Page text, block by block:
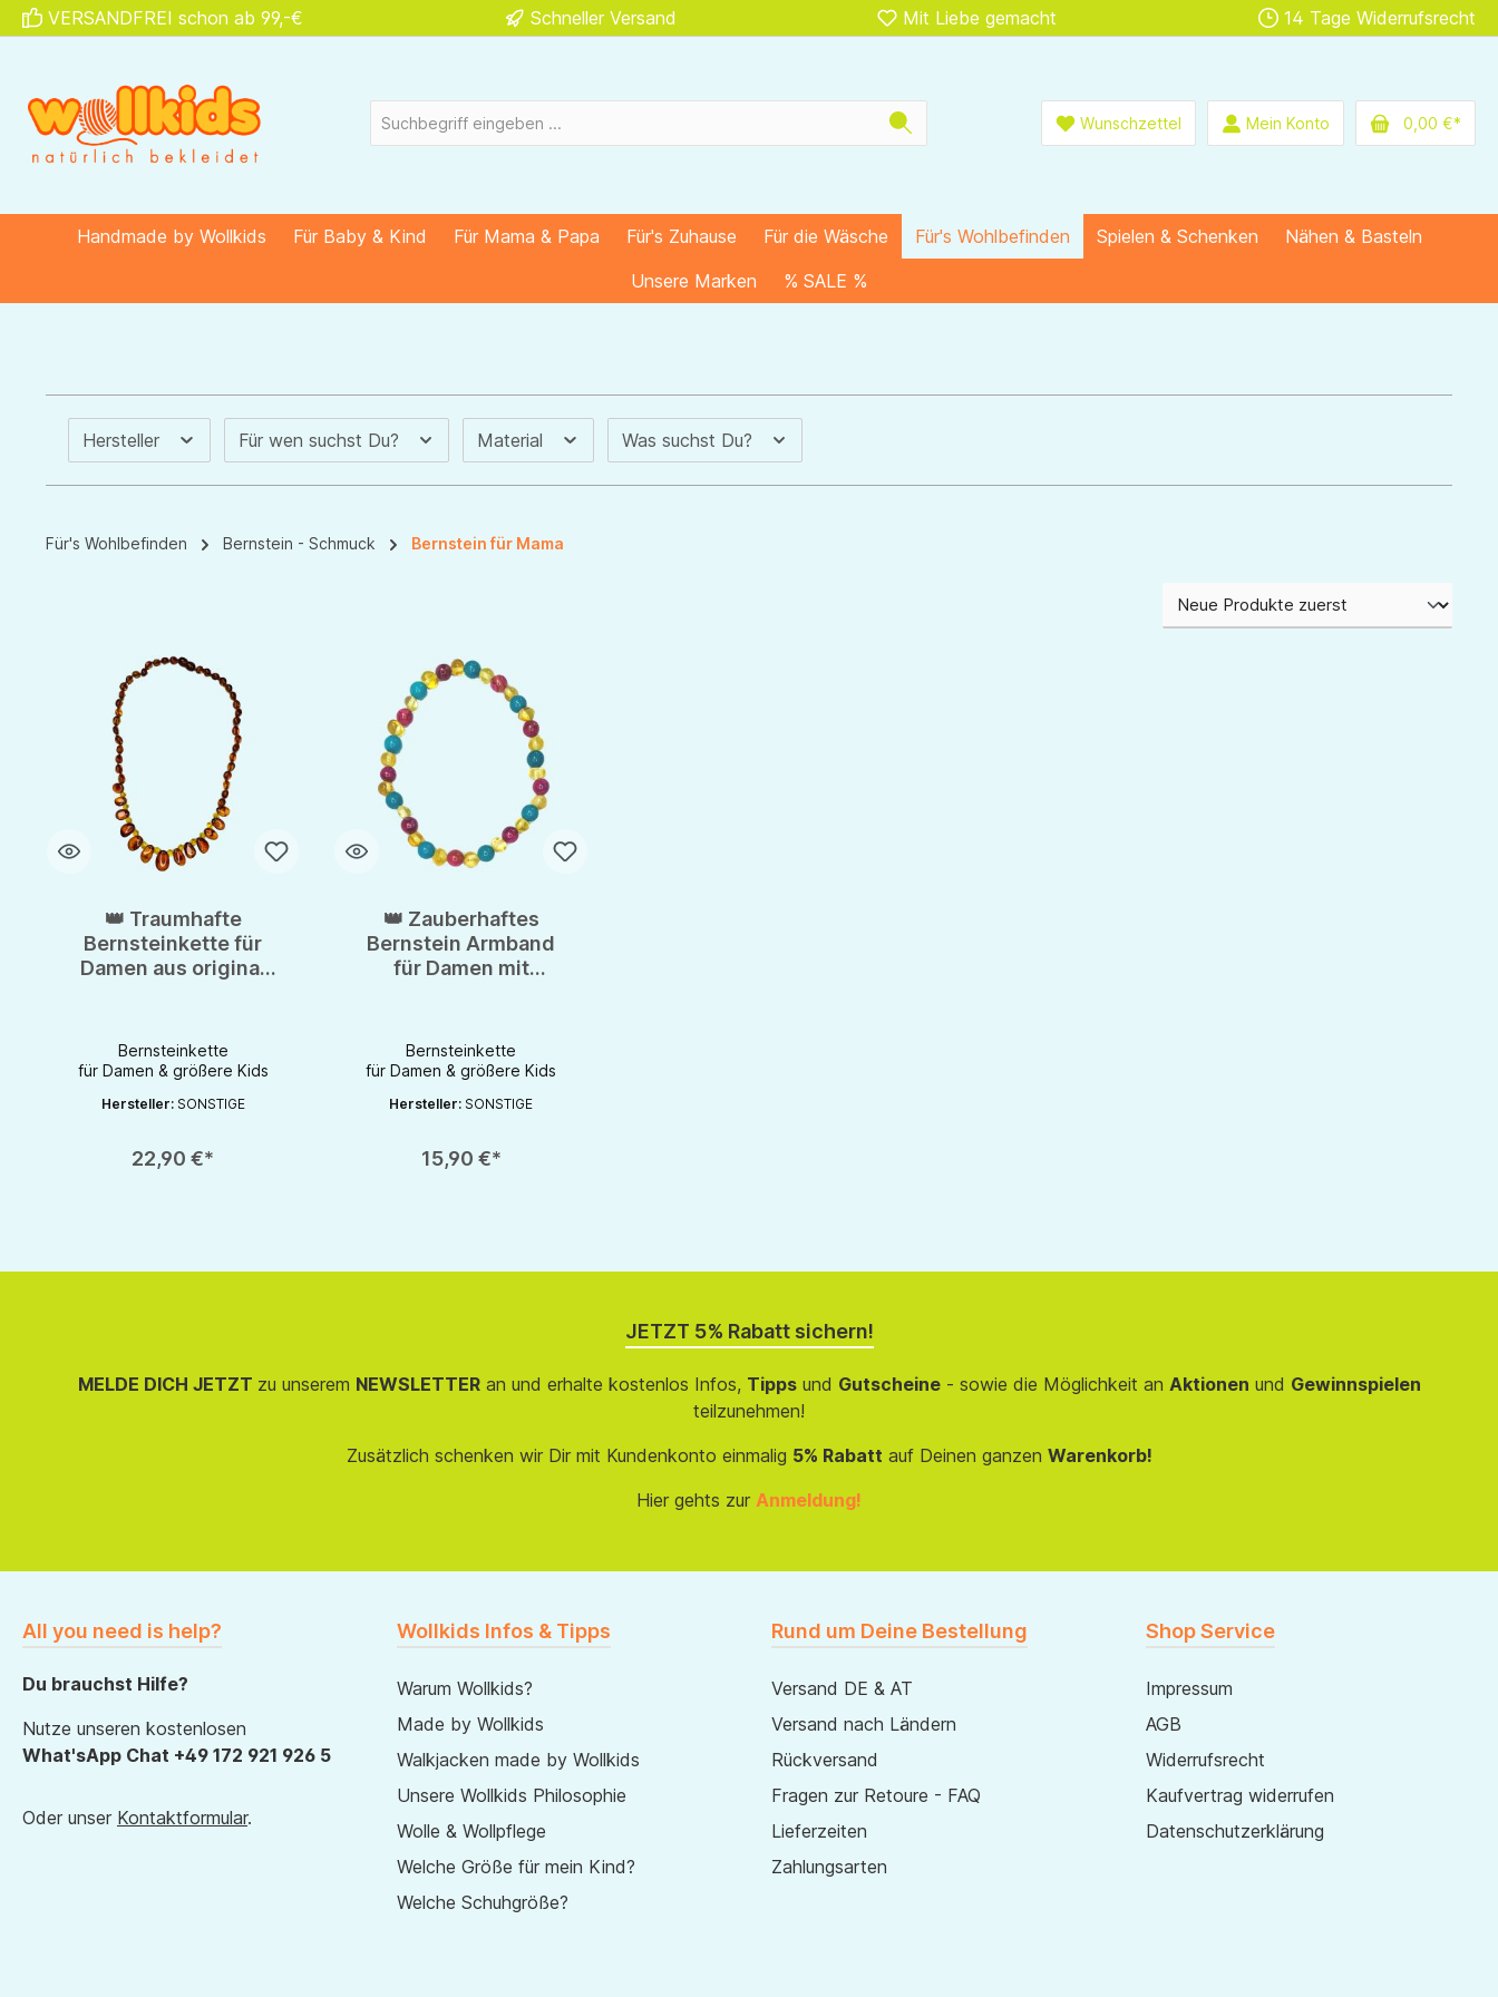
Zur Hauptnavigation springen
VERSANDFREI schon ab 99,-€ Schneller Versand Mit Liebe gemacht 14 Tage Widerrufsrecht
Wunschzettel Mein Konto 0,00 €*
Handmade by Wollkids Für Baby & Kind Für Mama & Papa Für's Zuhause Für die Wäsche Für's Wohlbefinden Spielen & Schenken
Nähen & Basteln
Unsere Marken
% SALE %
Hersteller Für wen suchst Du? Material Was suchst Du?
Für's Wohlbefinden Bernstein - Schmuck Bernstein für Mama
👑 Traumhafte
Bernsteinkette für
Damen aus original
Bernsteinkette
für Damen & größere Kids
Hersteller: SONSTIGE
22,90 €*
👑 Zauberhaftes
Bernstein Armband
für Damen mit
Bernsteinkette
für Damen & größere Kids
Hersteller: SONSTIGE
15,90 €*
JETZT 5% Rabatt sichern!
MELDE DICH JETZT zu unserem NEWSLETTERan und erhalte kostenlos Infos, Tippsund Gutscheine- sowie die Möglichkeit an Aktionen und Gewinnspielen
teilzunehmen!
Zusätzlich schenken wir Dir mit Kundenkonto einmalig 5% Rabatt auf Deinen ganzen Warenkorb!
Hier gehts zur Anmeldung!
All you need is help?
Du brauchst Hilfe?
Nutze unseren kostenlosen
What'sApp Chat +49 172 921 926 5
Oder unser Kontaktformular.
Wollkids Infos & Tipps
Warum Wollkids?
Made by Wollkids
Walkjacken made by Wollkids
Unsere Wollkids Philosophie
Wolle & Wollpflege
Welche Größe für mein Kind?
Welche Schuhgröße?
Rund um Deine Bestellung
Versand DE & AT
Versand nach Ländern
Rückversand
Fragen zur Retoure - FAQ
Lieferzeiten
Zahlungsarten
Shop Service
Impressum
AGB
Widerrufsrecht
Kaufvertrag widerrufen
Datenschutzerklärung